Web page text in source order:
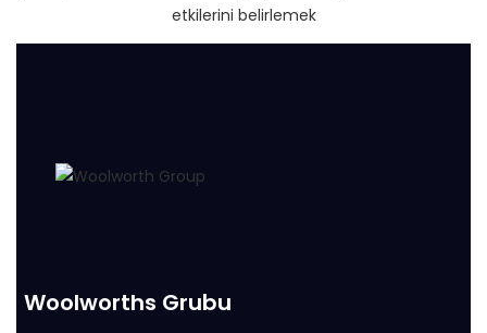
etkilerini belirlemek
Woolworths Grubu